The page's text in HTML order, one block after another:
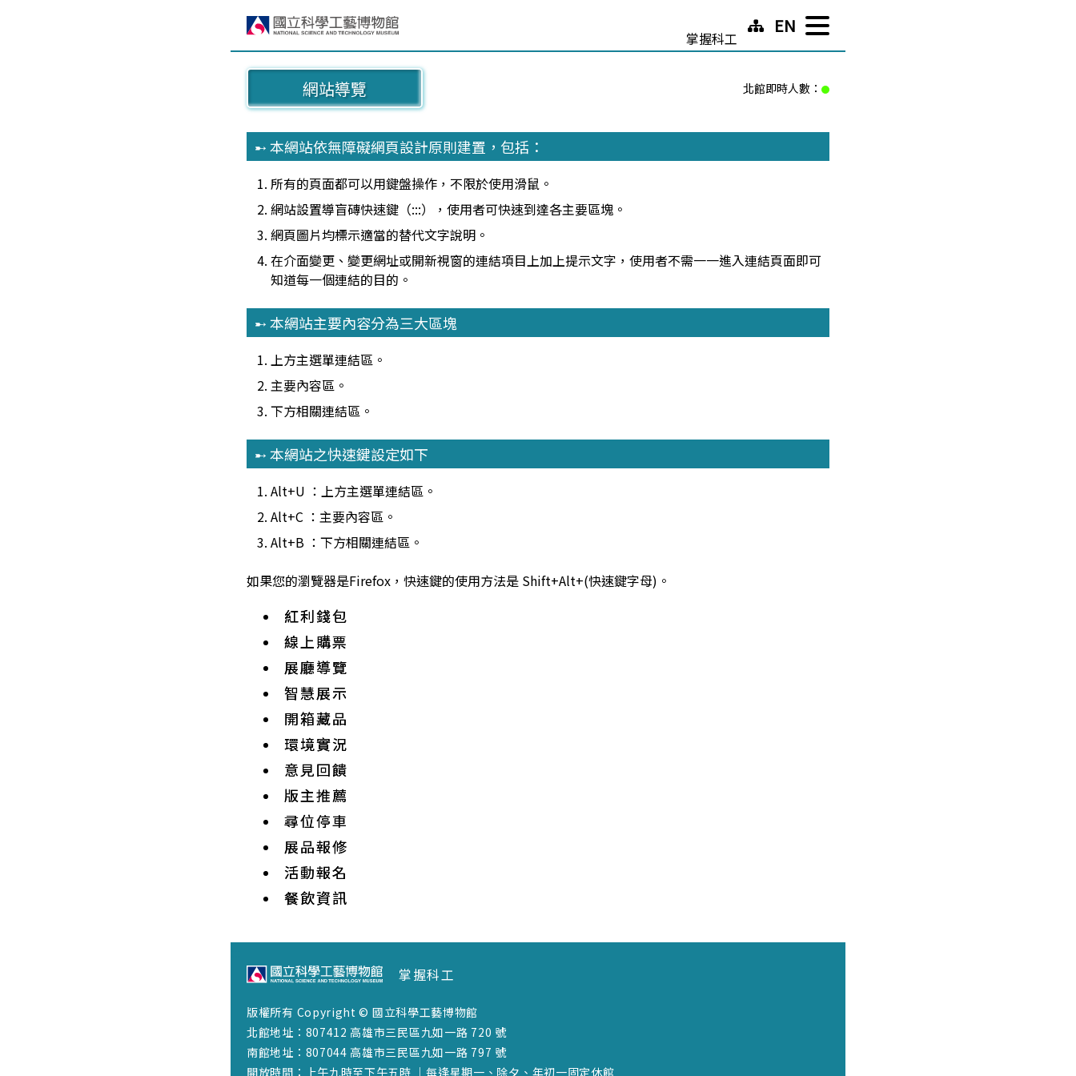
主掌
握
科
工
行
動
版
掌握科工
EN
:::
網站導覽 北館即時人數：
➸ 本網站依無障礙網頁設計原則建置，包括：
所有的頁面都可以用鍵盤操作，不限於使用滑鼠。
網站設置導盲磚快速鍵（:::），使用者可快速到達各主要區塊。
網頁圖片均標示適當的替代文字說明。
在介面變更、變更網址或開新視窗的連結項目上加上提示文字，使用者不需一一進入連結頁面即可
知道每一個連結的目的。
➸ 本網站主要內容分為三大區塊
上方主選單連結區。
主要內容區。
下方相關連結區。
➸ 本網站之快速鍵設定如下
Alt+U ：上方主選單連結區。
Alt+C ：主要內容區。
Alt+B ：下方相關連結區。
如果您的瀏覽器是Firefox，快速鍵的使用方法是 Shift+Alt+(快速鍵字母)。
紅利錢包
線上購票
展廳導覽
智慧展示
開箱藏品
環境實況
意見回饋
版主推薦
尋位停車
展品報修
活動報名
餐飲資訊
掌握科工
版權所有 Copyright © 國立科學工藝博物館
北館地址：807412 高雄市三民區九如一路 720 號
南館地址：807044 高雄市三民區九如一路 797 號
開放時間：上午九時至下午五時 ｜每逢星期一、除夕、年初一固定休館